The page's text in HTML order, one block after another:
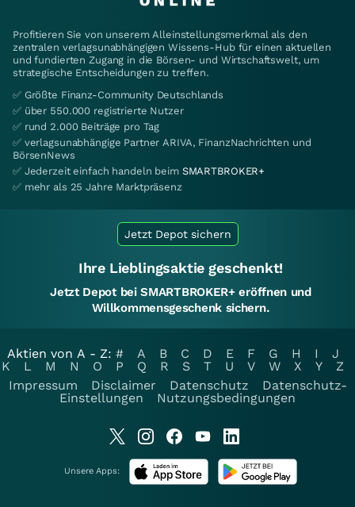
Profitieren Sie von unserem Alleinstellungsmerkmal als den
zentralen verlagsunabhängigen Wissens-Hub für einen aktuellen
und fundierten Zugang in die Börsen- und Wirtschaftswelt, um
strategische Entscheidungen zu treffen.
✅ Größte Finanz-Community Deutschlands
✅ über 550.000 registrierte Nutzer
✅ rund 2.000 Beiträge pro Tag
✅ verlagsunabhängige Partner ARIVA, FinanzNachrichten und
BörsenNews
✅ Jederzeit einfach handeln beim SMARTBROKER+
✅ mehr als 25 Jahre Marktpräsenz
Jetzt Depot sichern
Ihre Lieblingsaktie geschenkt!
Jetzt Depot bei SMARTBROKER+ eröffnen und
Willkommensgeschenk sichern.
Aktien von A - Z: # A B C D E F G H I
J
K
L M N O P Q R S T U V W X Y
Z
Impressum
Disclaimer Datenschutz
Datenschutz-
Einstellungen
Nutzungsbedingungen
Unsere Apps: